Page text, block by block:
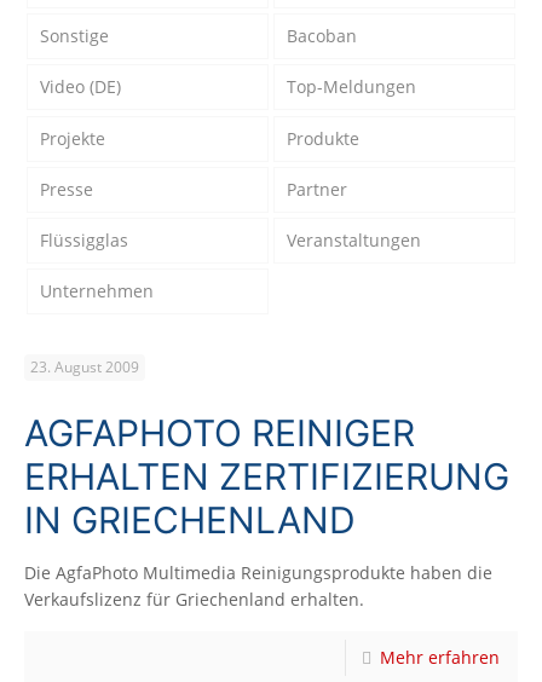
Sonstige Bacoban
Video (DE) Top-Meldungen
Projekte Produkte
Presse Partner
Flüssigglas Veranstaltungen
Unternehmen
23. August 2009
AGFAPHOTO REINIGER
ERHALTEN ZERTIFIZIERUNG
IN GRIECHENLAND
Die AgfaPhoto Multimedia Reinigungsprodukte haben die
Verkaufslizenz für Griechenland erhalten.
Mehr erfahren